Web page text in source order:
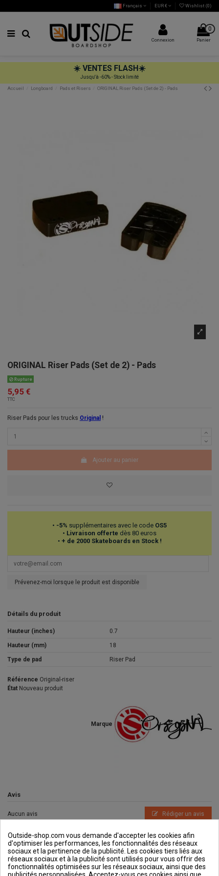
Français EUR € Wishlist (0)
Connexion
0
Panier
☀️ VENTES FLASH☀️
Jusqu'à -60% - Stock limité
Accueil Longboard Pads et Risers ORIGINAL Riser Pads (Set de 2) - Pads
ORIGINAL Riser Pads (Set de 2) - Pads
Rupture
5,95 €
TTC
Riser Pads pour les trucks Original !
Ajouter au panier
• -5% supplémentaires avec le code OS5
• Livraison offerte dès 80 euros
• + de 2000 Skateboards en Stock !
Prévenez-moi lorsque le produit est disponible
Détails du produit
Hauteur (inches) 0.7
Hauteur (mm) 18
Type de pad Riser Pad
Marque
Référence Original-riser
État Nouveau produit
Avis
Aucun avis Rédiger un avis
Outside-shop.com vous demande d'accepter les cookies afin
d'optimiser les performances, les fonctionnalités des réseaux
sociaux et la pertinence de la publicité. Les cookies tiers liés aux
réseaux sociaux et à la publicité sont utilisés pour vous offrir des
fonctionnalités optimisées sur les réseaux sociaux, ainsi que des